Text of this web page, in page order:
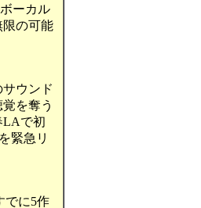
ーカル
限の可能
ウンド
を奪う
LAで初
緊急リ
でに5作